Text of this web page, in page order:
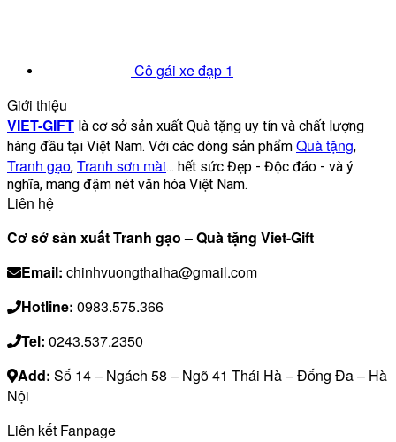
Cô gái xe đạp 1
Giới thiệu
VIET-GIFT là cơ sở sản xuất Quà tặng uy tín và chất lượng
hàng đầu tại Việt Nam. Với các dòng sản phẩm Quà tặng,
Tranh gạo, Tranh sơn mài... hết sức Đẹp - Độc đáo - và ý
nghĩa, mang đậm nét văn hóa Việt Nam.
Liên hệ
Cơ sở sản xuất Tranh gạo – Quà tặng Viet-Gift
Email: chinhvuongthaiha@gmail.com
Hotline: 0983.575.366
Tel: 0243.537.2350
Add: Số 14 – Ngách 58 – Ngõ 41 Thái Hà – Đống Đa – Hà
Nội
Liên kết Fanpage